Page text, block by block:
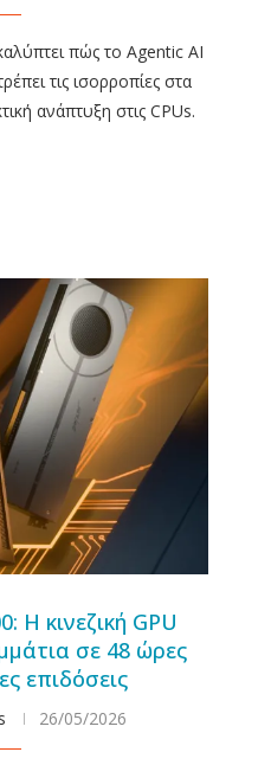
πώς το Agentic AI
τις ισορροπίες στα
ανάπτυξη στις CPUs.
Η κινεζική GPU
σε 48 ώρες
επιδόσεις
26/05/2026